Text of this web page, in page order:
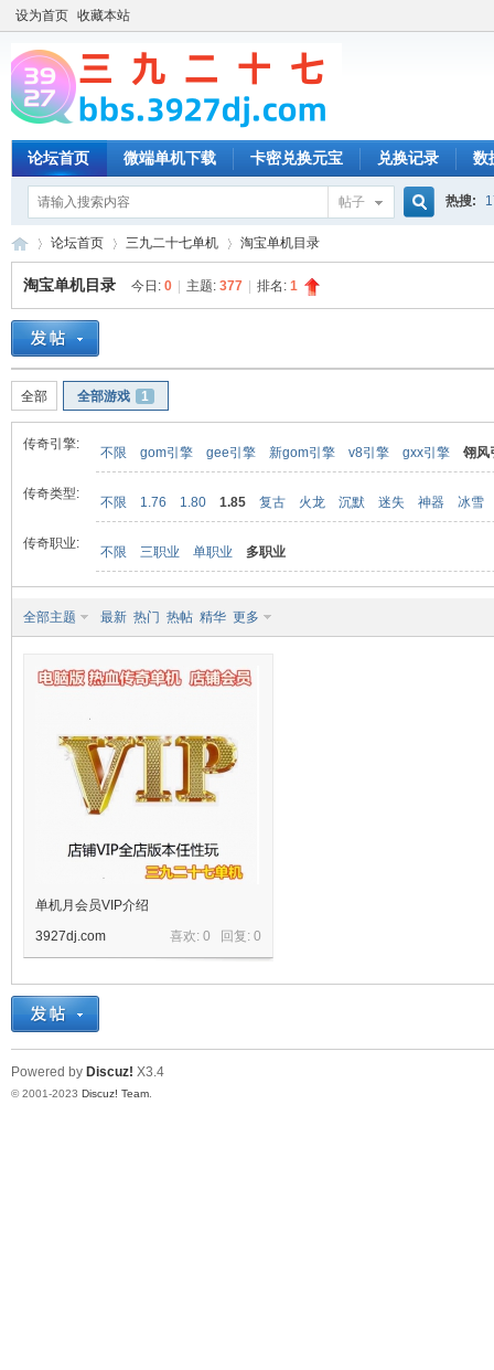
设为首页 收藏本站
论坛首页 微端单机下载 卡密兑换元宝 兑换记录 数
帖子 热搜:
十
»
论坛首页 三九二十七单机 淘宝单机目录
淘宝单机目录 今日: 0 主题: 377 排名: 1
全部 全部游戏 1
传奇引擎:
不限 gom引擎 gee引擎 新gom引擎 v8引擎 gxx引擎 翎风
传奇类型:
不限 1.76 1.80 1.85 复古 火龙 沉默 迷失 神器 冰雪
传奇职业:
不限 三职业 单职业 多职业
全部主题 最新 热门 热帖 精华 更多
单机月会员VIP介绍
喜欢: 0 回复: 0
3927dj.com
Powered by Discuz! X3.4
© 2001-2023 Discuz! Team.